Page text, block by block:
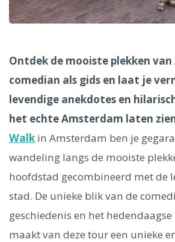
Ålesund
Parijs Tokio Amsterdam
Singapore
Rome Berlijn Mechelen
Dublin
Hong Kong München
Madrid
Vancouver
Alles bekijken
Ontdek de mooiste plekken
comedian als gids en laat je
levendige anekdotes en
het echte Amsterdam laten
Walk in Amsterdam ben je
wandeling langs de mooiste
hoofdstad gecombineerd met de
stad. De unieke blik van de
geschiedenis en het
maakt van deze tour een unieke